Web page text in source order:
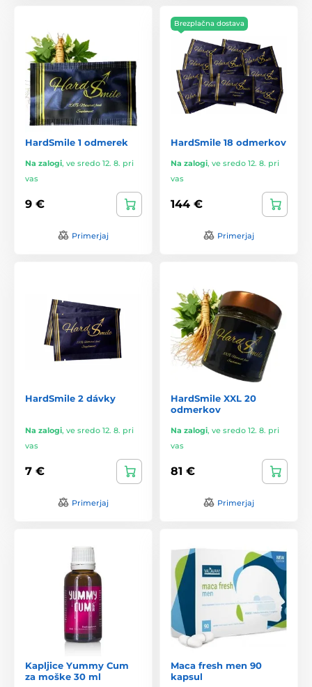
HardSmile 1 odmerek
Na zalogi, ve sredo 12. 8. pri
vas
9 €
Primerjaj
Brezplačna dostava
HardSmile 18 odmerkov
Na zalogi, ve sredo 12. 8. pri
vas
144 €
Primerjaj
HardSmile 2 dávky
Na zalogi, ve sredo 12. 8. pri
vas
7 €
Primerjaj
HardSmile XXL 20
odmerkov
Na zalogi, ve sredo 12. 8. pri
vas
81 €
Primerjaj
Kapljice Yummy Cum
za moške 30 ml
Maca fresh men 90
kapsul